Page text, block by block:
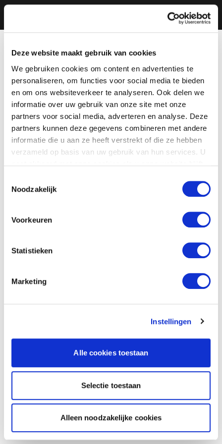
Deze website maakt gebruik van cookies
We gebruiken cookies om content en advertenties te
personaliseren, om functies voor social media te bieden
en om ons websiteverkeer te analyseren. Ook delen we
informatie over uw gebruik van onze site met onze
partners voor social media, adverteren en analyse. Deze
partners kunnen deze gegevens combineren met andere
informatie die u aan ze heeft verstrekt of die ze hebben
verzameld op basis van uw gebruik van hun services. U
Noodzakelijk
Voorkeuren
Statistieken
Marketing
Instellingen
Alle cookies toestaan
Selectie toestaan
Alleen noodzakelijke cookies